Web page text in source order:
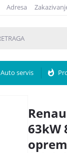
Adresa
Auto servis whatshot
63kW